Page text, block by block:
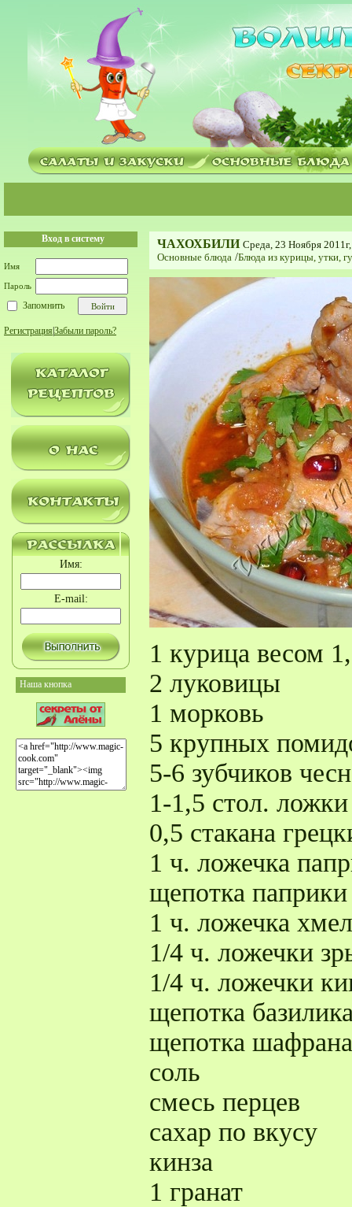
Вход в систему
Имя
Пароль
Запомнить
Регистрация Забыли пароль?
Имя:
E-mail:
Наша кнопка
ЧАХОХБИЛИ Среда, 23 Ноября
Основные блюда /Блюда из курицы, утки,
1 курица весом
2 луковицы
1 морковь
5 крупных
5-6 зубчиков
1-1,5 стол.
0,5 стакана
1 ч. ложечка
щепотка
1 ч. ложечка
1/4 ч. ложечки
1/4 ч. ложечки
щепотка
щепотка шафрана
соль
смесь перцев
сахар по вкусу
кинза
1 гранат